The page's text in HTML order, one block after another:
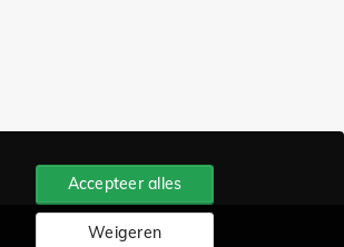
Accepteer alles
Weigeren